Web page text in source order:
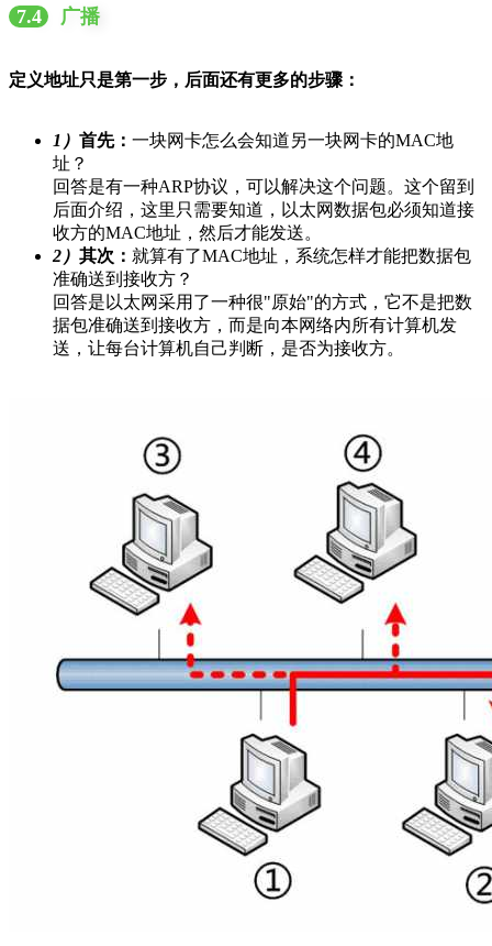
7.4 广播
定义地址只是第一步，后面还有更多的步骤：
1） 首先： 一块网卡怎么会知道另一块网卡的MAC地
址？
回答是有一种ARP协议，可以解决这个问题。这个留到
后面介绍，这里只需要知道，以太网数据包必须知道接
收方的MAC地址，然后才能发送。
2） 其次： 就算有了MAC地址，系统怎样才能把数据包
准确送到接收方？
回答是以太网采用了一种很"原始"的方式，它不是把数
据包准确送到接收方，而是向本网络内所有计算机发
送，让每台计算机自己判断，是否为接收方。